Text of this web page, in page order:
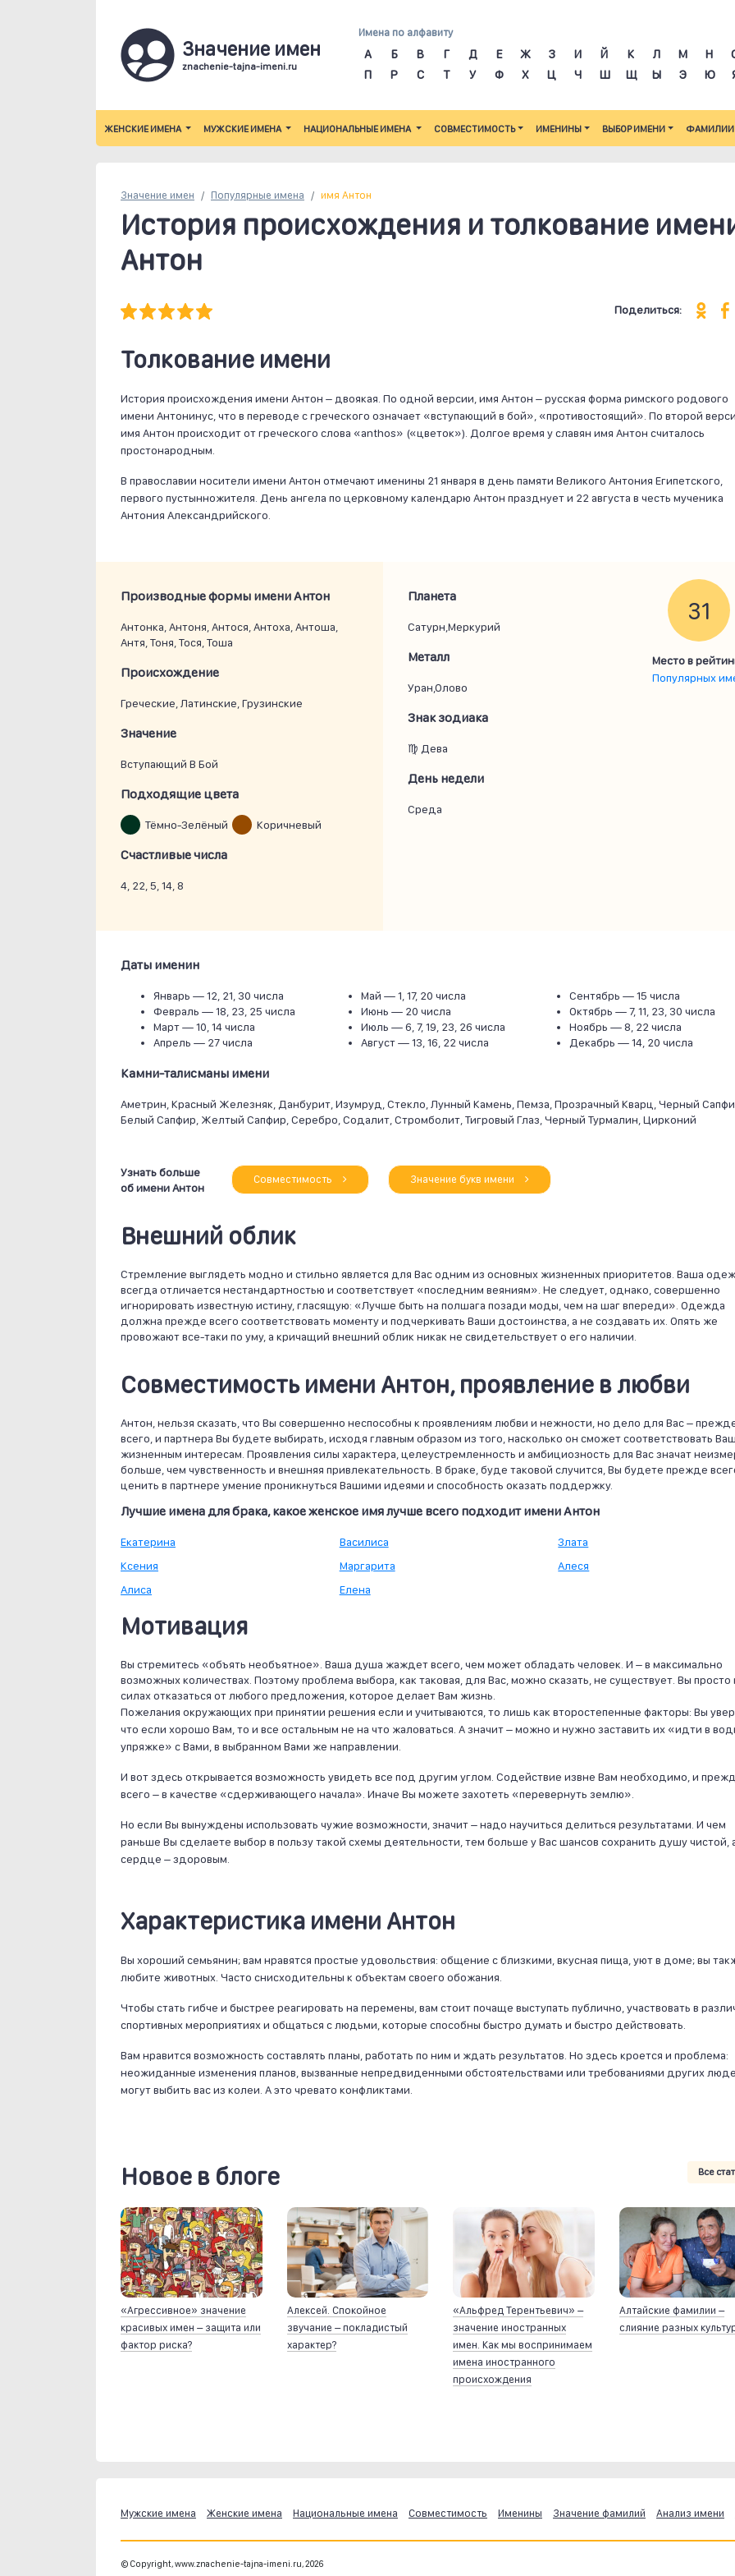
Значение имен
znachenie-tajna-imeni.ru
Имена по алфавиту
А Б В Г Д Е Ж З И Й К Л М Н
П
Р С Т У Ф Х Ц Ч Ш Щ Ы Э Ю
ЖЕНСКИЕ ИМЕНА МУЖСКИЕ ИМЕНА НАЦИОНАЛЬНЫЕ ИМЕНА СОВМЕСТИМОСТЬ ИМЕНИНЫ ВЫБОР ИМЕНИ ФАМИЛИИ
Значение имен Популярные имена имя Антон
История происхождения и толкование
Антон
Поделиться:
Толкование имени
История происхождения имени Антон – двоякая. По одной версии, имя Антон – русская форма римского родового
имени Антонинус, что в переводе с греческого означает «вступающий в бой», «противостоящий». По второй
имя Антон происходит от греческого слова «anthos» («цветок»). Долгое время у славян имя Антон считалось
простонародным.
В православии носители имени Антон отмечают именины 21 января в день памяти Великого Антония Египетского,
первого пустынножителя. День ангела по церковному календарю Антон празднует и 22 августа в честь мученика
Антония Александрийского.
Производные формы имени Антон
Антонка, Антоня, Антося, Антоха, Антоша,
Антя, Тоня, Тося, Тоша
Проиcхождение
Греческие, Латинские, Грузинские
Значение
Вступающий В Бой
Подходящие цвета
Тёмно-Зелёный Коричневый
Счастливые числа
4, 22, 5, 14, 8
Планета
Сатурн,Меркурий
Металл
Уран,Олово
Знак зодиака
♍ Дева
День недели
Среда
31
Место в
Популярных
Даты именин
Январь —12, 21, 30 числа
Февраль —18, 23, 25 числа
Март —10, 14 числа
Апрель — 27 числа
Май —1, 17, 20 числа
Июнь — 20 числа
Июль —6, 7, 19, 23, 26 числа
Август —13, 16, 22 числа
Сентябрь —15 числа
Октябрь —7, 11, 23, 30 числа
Ноябрь —8, 22 числа
Декабрь —14, 20 числа
Камни-талисманы имени
Аметрин, Красный Железняк, Данбурит, Изумруд, Стекло, Лунный Камень, Пемза, Прозрачный Кварц, Черный
Белый Сапфир, Желтый Сапфир, Серебро, Содалит, Стромболит, Тигровый Глаз, Черный Турмалин, Цирконий
Узнать больше
об имени Антон
Совместимость Значение букв имени
Внешний облик
Стремление выглядеть модно и стильно является для Вас одним из основных жизненных приоритетов. Ваша
всегда отличается нестандартностью и соответствует «последним веяниям». Не следует, однако, совершенно
игнорировать известную истину, гласящую: «Лучше быть на полшага позади моды, чем на шаг впереди». Одежда
должна прежде всего соответствовать моменту и подчеркивать Ваши достоинства, а не создавать их. Опять же
провожают все-таки по уму, а кричащий внешний облик никак не свидетельствует о его наличии.
Совместимость имени Антон, проявление в любви
Антон, нельзя сказать, что Вы совершенно неспособны к проявлениям любви и нежности, но дело для Вас –
всего, и партнера Вы будете выбирать, исходя главным образом из того, насколько он сможет соответствовать
жизненным интересам. Проявления силы характера, целеустремленность и амбициозность для Вас значат
больше, чем чувственность и внешняя привлекательность. В браке, буде таковой случится, Вы будете прежде
ценить в партнере умение проникнуться Вашими идеями и способность оказать поддержку.
Лучшие имена для брака, какое женское имя лучше всего подходит имени Антон
Екатерина
Ксения
Алиса
Василиса
Маргарита
Елена
Злата
Алеся
Мотивация
Вы стремитесь «объять необъятное». Ваша душа жаждет всего, чем может обладать человек. И – в максимально
возможных количествах. Поэтому проблема выбора, как таковая, для Вас, можно сказать, не существует. Вы просто
силах отказаться от любого предложения, которое делает Вам жизнь.
Пожелания окружающих при принятии решения если и учитываются, то лишь как второстепенные факторы: Вы
что если хорошо Вам, то и все остальным не на что жаловаться. А значит – можно и нужно заставить их «идти в
упряжке» с Вами, в выбранном Вами же направлении.
И вот здесь открывается возможность увидеть все под другим углом. Содействие извне Вам необходимо, и
всего – в качестве «сдерживающего начала». Иначе Вы можете захотеть «перевернуть землю».
Но если Вы вынуждены использовать чужие возможности, значит – надо научиться делиться результатами. И чем
раньше Вы сделаете выбор в пользу такой схемы деятельности, тем больше у Вас шансов сохранить душу чистой,
сердце – здоровым.
Характеристика имени Антон
Вы хороший семьянин; вам нравятся простые удовольствия: общение с близкими, вкусная пища, уют в доме; вы
любите животных. Часто снисходительны к объектам своего обожания.
Чтобы стать гибче и быстрее реагировать на перемены, вам стоит почаще выступать публично, участвовать в
спортивных мероприятиях и общаться с людьми, которые способны быстро думать и быстро действовать.
Вам нравится возможность составлять планы, работать по ним и ждать результатов. Но здесь кроется и проблема:
неожиданные изменения планов, вызванные непредвиденными обстоятельствами или требованиями других
могут выбить вас из колеи. А это чревато конфликтами.
Новое в блоге Все
«Агрессивное» значение
красивых имен – защита или
фактор риска?
Алексей. Спокойное
звучание – покладистый
характер?
«Альфред Терентьевич» –
значение иностранных
имен. Как мы воспринимаем
имена иностранного
происхождения
Алтайские фамилии –
слияние разных
Мужские имена Женские имена Национальные имена Совместимость Именины Значение фамилий Анализ имени
© Copyright, www.znachenie-tajna-imeni.ru, 2026